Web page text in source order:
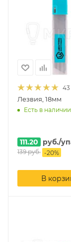
43
Лезвия, 18мм
Есть в
111.20 руб./
139руб. -20%
В